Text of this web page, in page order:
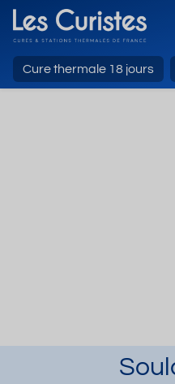
Cure thermale 18 jours